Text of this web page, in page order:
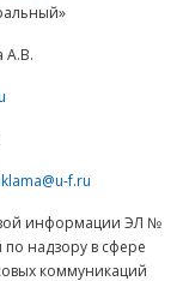
А.В.
f.ru
информации ЭЛ №
надзору в сфере
коммуникаций